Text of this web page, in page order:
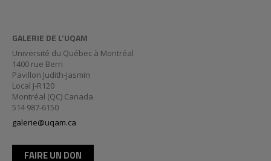
GALERIE DE L’UQAM
Université du Québec à Montréal
1400 rue Berri
Pavillon Judith-Jasmin
Local J-R120
Montréal (QC) Canada
514 987-6150
galerie@uqam.ca
FAIRE UN DON